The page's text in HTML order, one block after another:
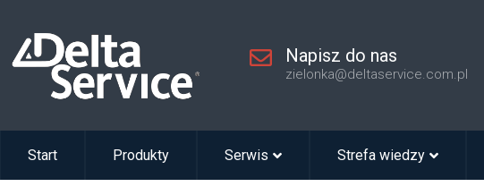
Napisz do nas
zielonka@deltaservice.com.pl
Start Produkty Serwis Strefa wiedzy